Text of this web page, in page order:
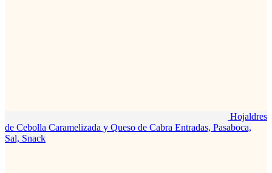
Hojaldres
de Cebolla Caramelizada y Queso de Cabra Entradas, Pasaboca,
Sal, Snack